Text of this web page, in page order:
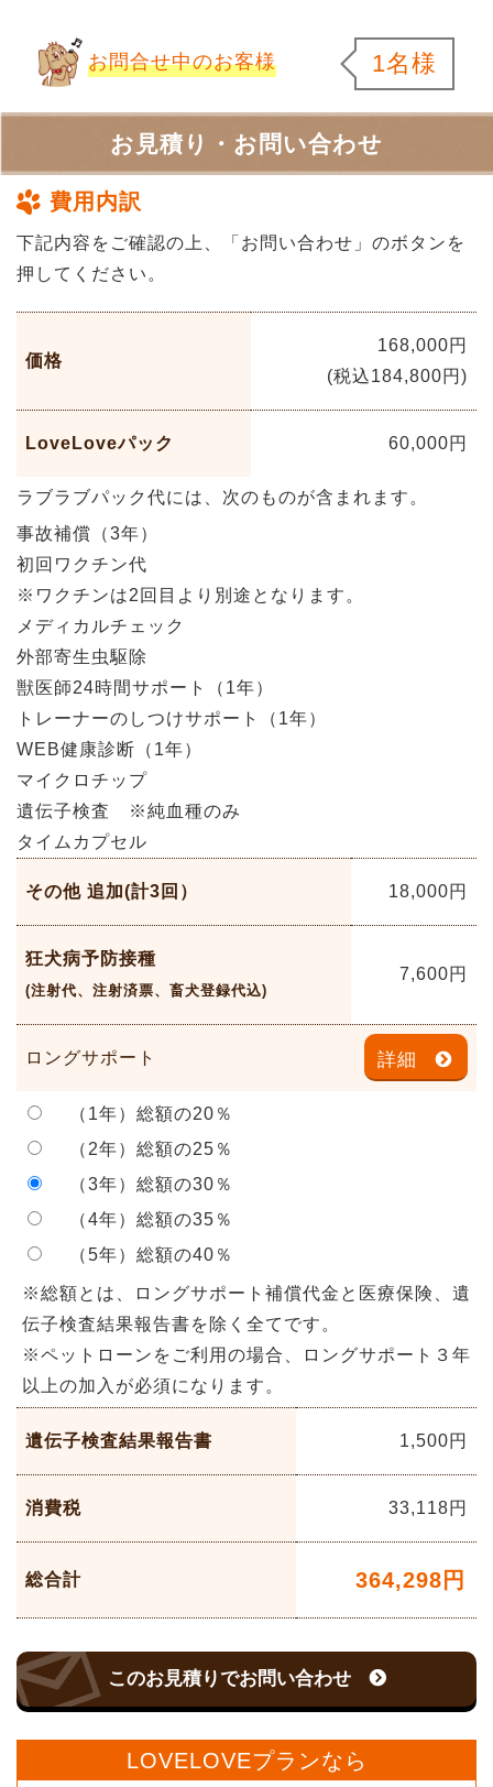
お問合せ中のお客様 1名様
お見積り・お問い合わせ
費用内訳
下記内容をご確認の上、「お問い合わせ」のボタンを
押してください。
価格
168,000円
(税込184,800円)
LoveLoveパック 60,000円
ラブラブパック代には、次のものが含まれます。
事故補償（3年）
初回ワクチン代
※ワクチンは2回目より別途となります。
メディカルチェック
外部寄生虫駆除
獣医師24時間サポート（1年）
トレーナーのしつけサポート（1年）
WEB健康診断（1年）
マイクロチップ
遺伝子検査 ※純血種のみ
タイムカプセル
その他 追加(計3回） 18,000円
狂犬病予防接種
(注射代、注射済票、畜犬登録代込)
7,600円
ロングサポート 詳細
（1年）総額の20％
（2年）総額の25％
（3年）総額の30％
（4年）総額の35％
（5年）総額の40％
※総額とは、ロングサポート補償代金と医療保険、遺
伝子検査結果報告書を除く全てです。
※ペットローンをご利用の場合、ロングサポート３年
以上の加入が必須になります。
遺伝子検査結果報告書 1,500円
消費税 33,118円
総合計 364,298 円
このお見積りでお問い合わせ
LOVELOVEプランなら